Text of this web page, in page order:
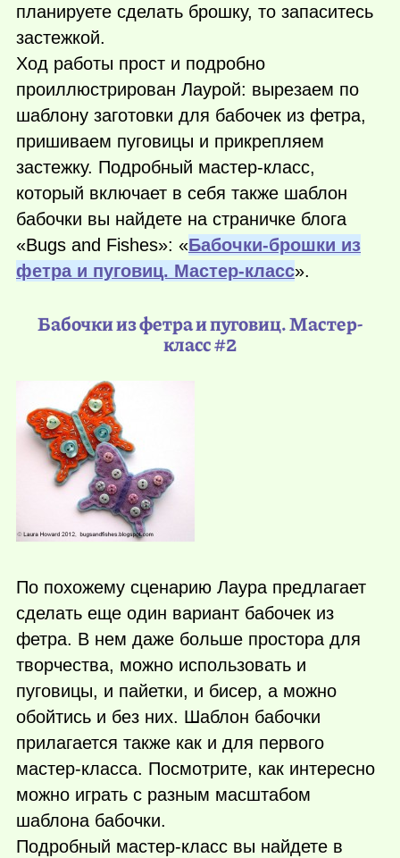
планируете сделать брошку, то запаситесь
застежкой.
Ход работы прост и подробно
проиллюстрирован Лаурой: вырезаем по
шаблону заготовки для бабочек из фетра,
пришиваем пуговицы и прикрепляем
застежку. Подробный мастер-класс,
который включает в себя также шаблон
бабочки вы найдете на страничке блога
«Bugs and Fishes»: «Бабочки-брошки из
фетра и пуговиц. Мастер-класс».
Бабочки из фетра и пуговиц. Мастер-
класс #2
По похожему сценарию Лаура предлагает
сделать еще один вариант бабочек из
фетра. В нем даже больше простора для
творчества, можно использовать и
пуговицы, и пайетки, и бисер, а можно
обойтись и без них. Шаблон бабочки
прилагается также как и для первого
мастер-класса. Посмотрите, как интересно
можно играть с разным масштабом
шаблона бабочки.
Подробный мастер-класс вы найдете в